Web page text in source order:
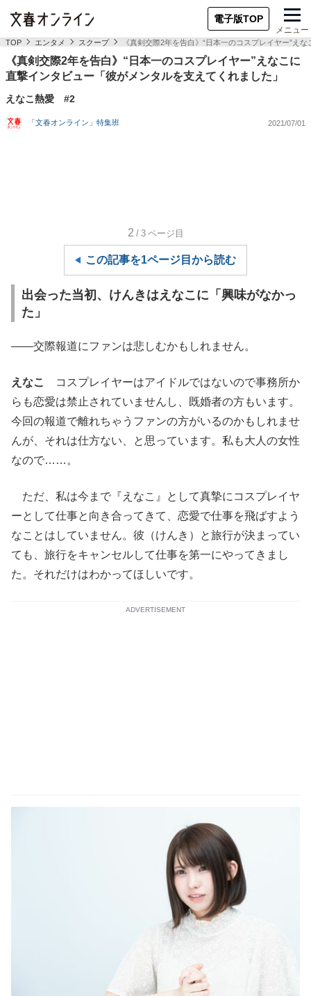
電子版TOP
メニュー
TOP エンタメ スクープ 《真剣交際2年を告白》“日本一のコスプレイヤー”え
《真剣交際2年を告白》“日本一のコスプレイヤー”えなこに
直撃インタビュー「彼がメンタルを支えてくれました」
えなこ熱愛 #2
「文春オンライン」特集班 2021/07/01
2 /3 ページ目
この記事を1ページ目から読む
出会った当初、けんきはえなこに「興味がなかっ
た」
——交際報道にファンは悲しむかもしれません。
えなこ
コスプレイヤーはアイドルではないので事務所か
らも恋愛は禁止されていませんし、既婚者の方もいます。
今回の報道で離れちゃうファンの方がいるのかもしれませ
んが、それは仕方ない、と思っています。私も大人の女性
なので……。
ただ、私は今まで『えなこ』として真摯にコスプレイヤ
ーとして仕事と向き合ってきて、恋愛で仕事を飛ばすよう
なことはしていません。彼（けんき）と旅行が決まってい
ても、旅行をキャンセルして仕事を第一にやってきまし
た。それだけはわかってほしいです。
ADVERTISEMENT